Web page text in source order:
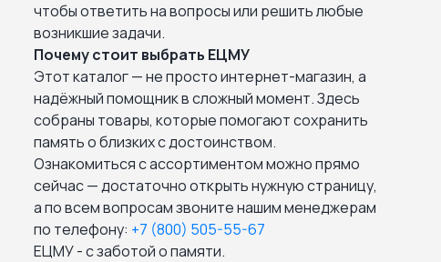
чтобы ответить на вопросы или решить любые
возникшие задачи.
Почему стоит выбрать ЕЦМУ
Этот каталог — не просто интернет-магазин, а
надёжный помощник в сложный момент. Здесь
собраны товары, которые помогают сохранить
память о близких с достоинством.
Ознакомиться с ассортиментом можно прямо
сейчас — достаточно открыть нужную страницу,
а по всем вопросам звоните нашим менеджерам
по телефону: +7 (800) 505-55-67
ЕЦМУ - с заботой о памяти.